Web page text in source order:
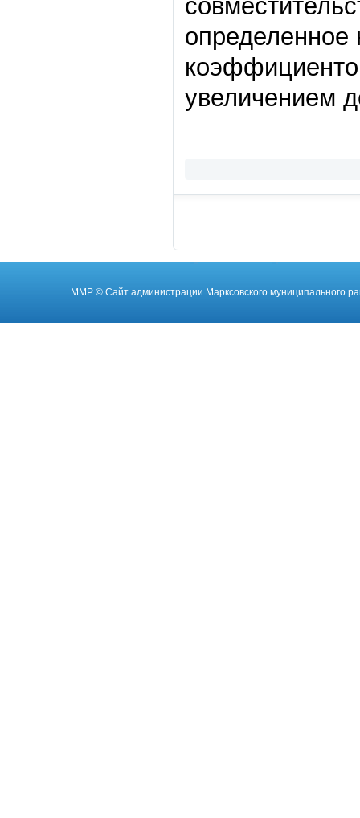
определенное
увеличением
ММР © Cайт администрации Марксовского муниципального